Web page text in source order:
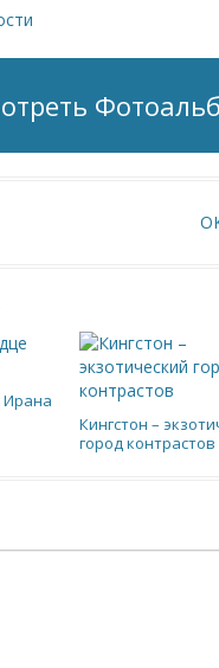
Ирана
Кингстон –
город контрастов